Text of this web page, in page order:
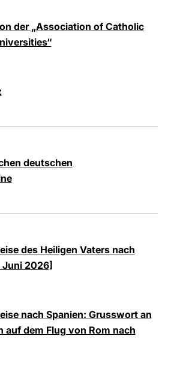
der „Association of Catholic
deutschen
des Heiligen Vaters nach
Juni 2026]
nach Spanien: Grusswort an
auf dem Flug von Rom nach